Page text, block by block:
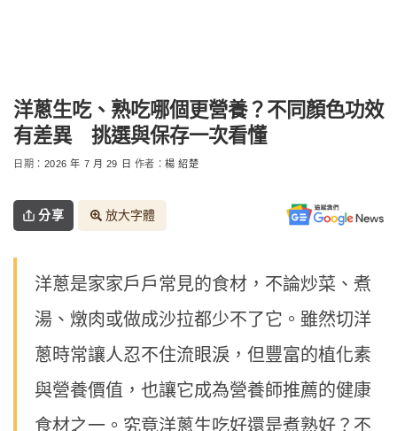
洋蔥生吃、熟吃哪個更營養？不同顏色功效
有差異 挑選與保存一次看懂
日期： 2026 年 7 月 29 日 作者：楊 紹楚
分享 放大字體
洋蔥是家家戶戶常見的食材，不論炒菜、煮
湯、燉肉或做成沙拉都少不了它。雖然切洋
蔥時常讓人忍不住流眼淚，但豐富的植化素
與營養價值，也讓它成為營養師推薦的健康
食材之一。究竟洋蔥生吃好還是煮熟好？不